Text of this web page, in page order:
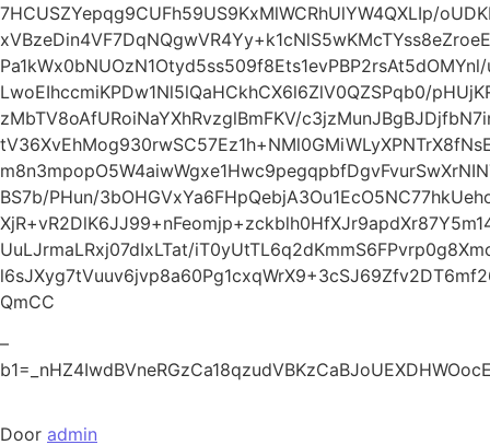
7HCUSZYepqg9CUFh59US9KxMlWCRhUlYW4QXLIp/
LwoEIhccmiKPDw1Nl5lQaHCkhCX6l6ZlV0QZSPqb0/
zMbTV8oAfURoiNaYXhRvzglBmFKV/
BS7b/PHun/
UuLJrmaLRxj07dIxLTat/
QmCC
–
Door admin